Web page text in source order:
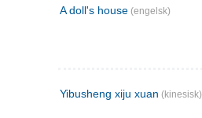
A doll's house (engelsk)
Yibusheng xiju xuan (kinesisk)